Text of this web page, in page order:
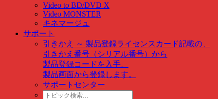
Video to BD/DVD X
Video MONSTER
キネマージュ
サポート
引きかえ ～ 製品登録ライセンスカード記載の、
引きかえ番号（シリアル番号）から
製品登録コードを入手、
製品画面から登録します。
サポートセンター
ト